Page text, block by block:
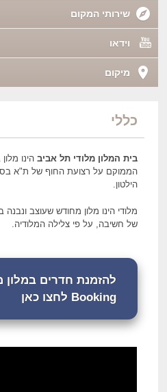
שירותי המקום
וידאו
מיקום
כללי
בית המלון מלודי תל אביב
הממוקם על רצועת החוף של ת"א
הילטון.
של חשיבה, על פי צלילה המלודיה.
להזמנת חדרים במלון
Booking לחצו כאן